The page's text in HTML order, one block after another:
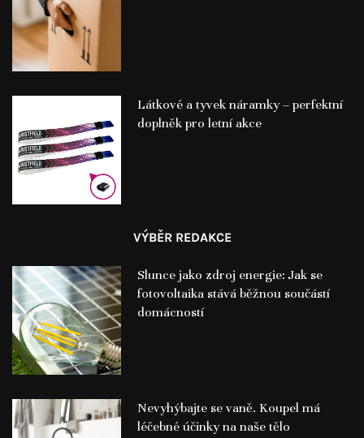
Látkové a tyvek náramky – perfektní
doplněk pro letní akce
VÝBĚR REDAKCE
Slunce jako zdroj energie: Jak se
fotovoltaika stává běžnou součástí
domácností
Nevyhýbajte se vaně. Koupel má
léčebné účinky na naše tělo